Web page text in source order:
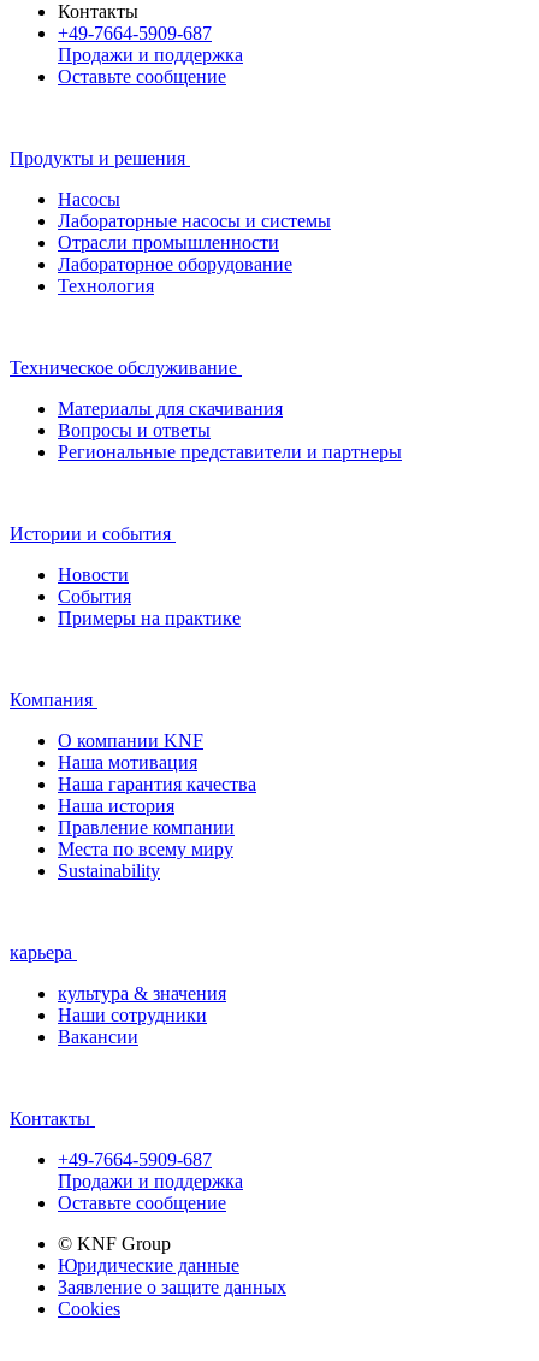
Контакты
+49-7664-5909-687
Продажи и поддержка
Оставьте сообщение
Продукты и решения
Насосы
Лабораторные насосы и системы
Отрасли промышленности
Лабораторное оборудование
Технология
Техническое обслуживание
Материалы для скачивания
Вопросы и ответы
Региональные представители и партнеры
Истории и события
Новости
События
Примеры на практике
Компания
О компании KNF
Наша мотивация
Наша гарантия качества
Наша история
Правление компании
Места по всему миру
Sustainability
карьера
культура & значения
Наши сотрудники
Вакансии
Контакты
+49-7664-5909-687
Продажи и поддержка
Оставьте сообщение
© KNF Group
Юридические данные
Заявление о защите данных
Cookies